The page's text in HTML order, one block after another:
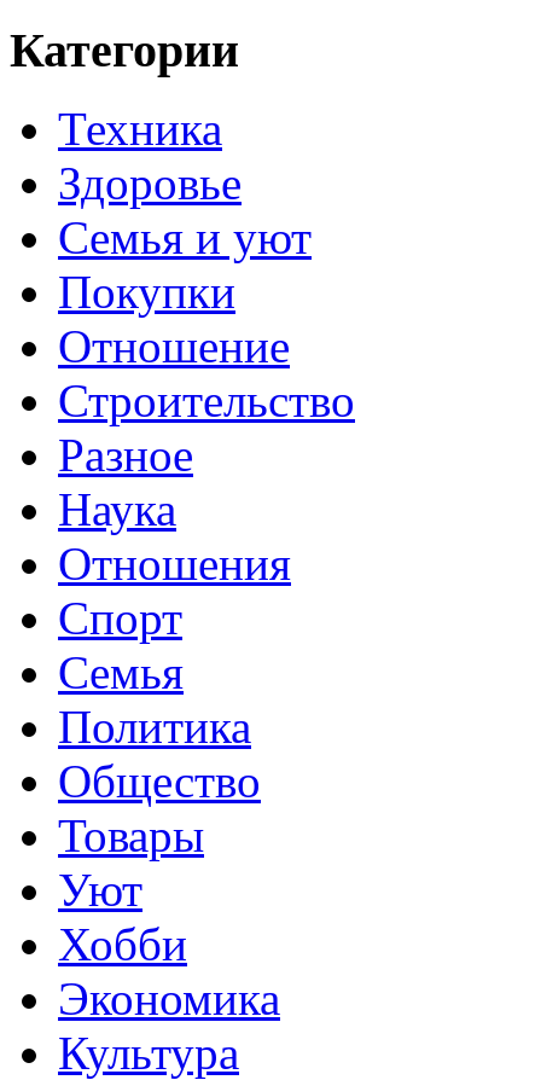
Категории
Техника
Здоровье
Семья и уют
Покупки
Отношение
Строительство
Разное
Наука
Отношения
Спорт
Семья
Политика
Общество
Товары
Уют
Хобби
Экономика
Культура